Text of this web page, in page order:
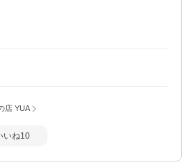
段を考えたら、十分良い商品だと
店 YUA
いね10